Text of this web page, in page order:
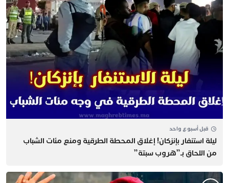
قبل أسبوع واحد
​ليلة استنفار بإنزكان! إغلاق المحطة الطرقية ومنع مئات الشباب
من اللحاق بـ”هروب سبتة”